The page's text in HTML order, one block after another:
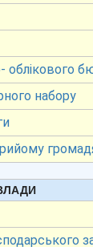
облікового
набору